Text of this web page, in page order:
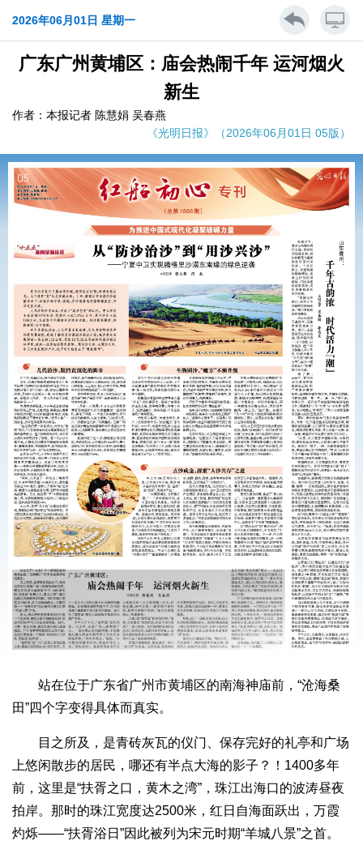
2026年06月01日 星期一
广东广州黄埔区：庙会热闹千年 运河烟火
新生
作者：本报记者 陈慧娟 吴春燕
《光明日报》（2026年06月01日 05版）
站在位于广东省广州市黄埔区的南海神庙前，“沧海桑
田”四个字变得具体而真实。
目之所及，是青砖灰瓦的仪门、保存完好的礼亭和广场
上悠闲散步的居民，哪还有半点大海的影子？！1400多年
前，这里是“扶胥之口，黄木之湾”，珠江出海口的波涛昼夜
拍岸。那时的珠江宽度达2500米，红日自海面跃出，万霞
灼烁——“扶胥浴日”因此被列为宋元时期“羊城八景”之首。